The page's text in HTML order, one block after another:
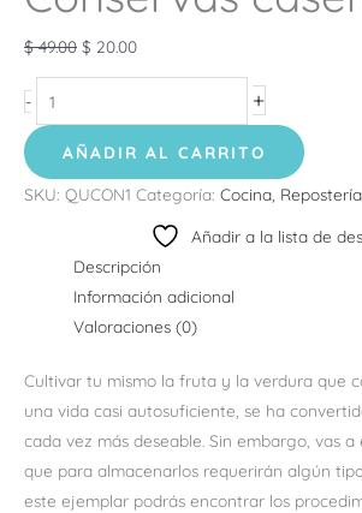
$49.00 $ 20.00
- +
AÑADIR AL CARRITO
SKU: QUCON1 Categoría: Cocina,
Añadir a la lista de
Descripción
Información adicional
Valoraciones (0)
Cultivar tu mismo la fruta y la verdura que
una vida casi autosuficiente, se ha
cada vez más deseable. Sin embargo, vas
que para almacenarlos requerirán algún
este ejemplar podrás encontrar los